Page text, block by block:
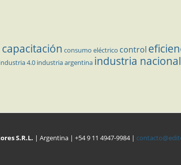
capacitación consumo eléctrico control
industria 4.0 industria argentina industria nacional
S.R.L. | Argentina | +54 9 11 4947-9984 |